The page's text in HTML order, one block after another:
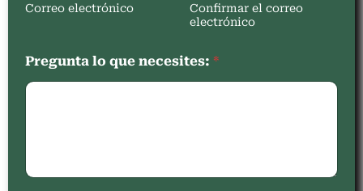
Correo electrónico
Confirmar el correo
electrónico
Pregunta lo que necesites: *